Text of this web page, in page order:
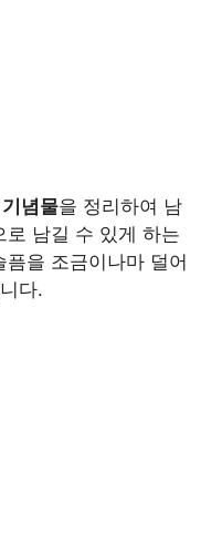
기념물을 정리하여 남
로 남길 수 있게 하는
을 조금이나마 덜어
다.